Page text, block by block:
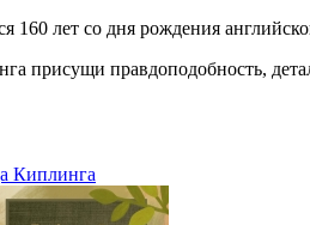
160 лет со дня рождения
присущи правдоподобность,
Киплинга